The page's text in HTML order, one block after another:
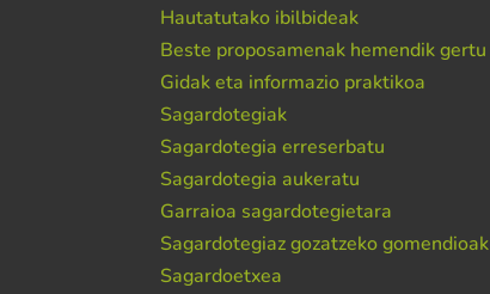
Hautatutako ibilbideak
Beste proposamenak hemendik gertu
Gidak eta informazio praktikoa
Sagardotegiak
Sagardotegia erreserbatu
Sagardotegia aukeratu
Garraioa sagardotegietara
Sagardotegiaz gozatzeko gomendioak
Sagardoetxea